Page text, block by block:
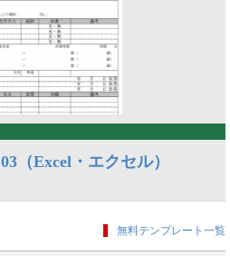
（Excel・エクセル）
無料テンプレート一覧